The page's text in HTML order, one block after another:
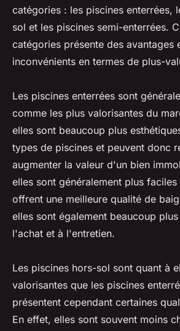
catégories : les piscines enterrées,
sol et les piscines semi-enterrées.
catégories présente des avantages
inconvénients en termes de plus-
Les piscines enterrées sont
comme les plus valorisantes du
elles sont beaucoup plus
types de piscines et peuvent donc
augmenter la valeur d'un bien
elles sont généralement plus
offrent une meilleure qualité de
elles sont également beaucoup
l'achat et à l'entretien.
Les piscines hors-sol sont quant à
valorisantes que les piscines
présentent cependant certaines
En effet, elles sont souvent moins